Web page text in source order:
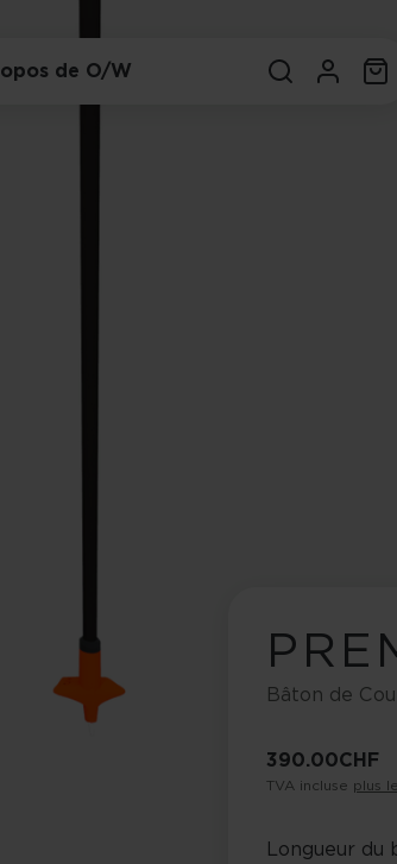
de O/W
Bâton de
390.00 CHF
TVA incluse plus
Longueur du